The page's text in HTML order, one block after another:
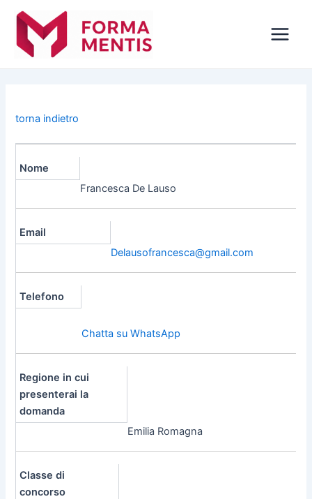
contenuto
Menu
torna indietro
Nome
Francesca De Lauso
Email
Delausofrancesca@gmail.com
Telefono
Chatta su WhatsApp
Regione in cui
presenterai la
domanda
Emilia Romagna
Classe di
concorso
Navigazione
articoli